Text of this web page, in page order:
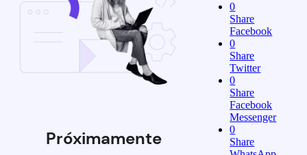
Próximamente
0
Share
Facebook
0
Share
Twitter
0
Share
Facebook
Messenger
0
Share